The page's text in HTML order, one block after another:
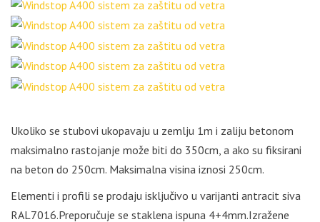
Ukoliko se stubovi ukopavaju u zemlju 1m i zaliju betonom
maksimalno rastojanje može biti do 350cm, a ako su fiksirani
na beton do 250cm. Maksimalna visina iznosi 250cm.
Elementi i profili se prodaju isključivo u varijanti antracit siva
RAL7016.Preporučuje se staklena ispuna 4+4mm.Izražene